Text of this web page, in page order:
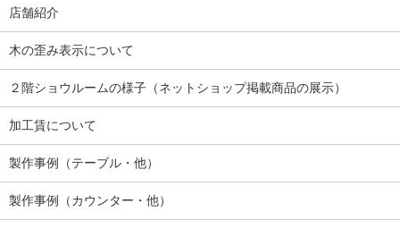
店舗紹介
木の歪み表示について
２階ショウルームの様子（ネットショップ掲載商品の展示）
加工賃について
製作事例（テーブル・他）
製作事例（カウンター・他）